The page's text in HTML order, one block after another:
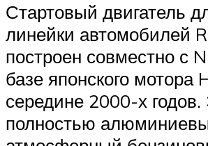
Стартовый двигатель
линейки автомобилей
построен совместно с
базе японского мотора
середине 2000-х годов.
полностью